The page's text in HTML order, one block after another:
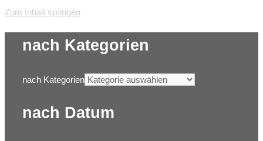
Zum Inhalt springen
nach Kategorien
nach Kategorien
nach Datum